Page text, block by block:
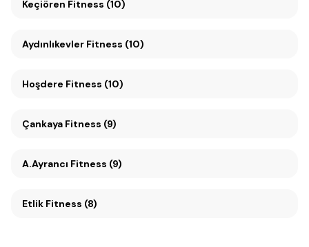
Keçiören Fitness (10)
Aydınlıkevler Fitness (10)
Hoşdere Fitness (10)
Çankaya Fitness (9)
A.Ayrancı Fitness (9)
Etlik Fitness (8)